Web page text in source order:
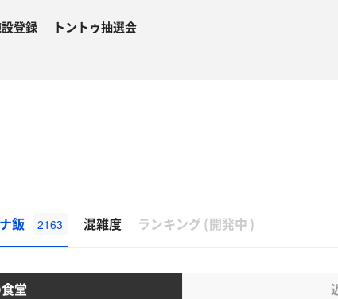
登録 トントゥ抽選会
飯 2163 混雑度 ランキング (開発中 )
堂